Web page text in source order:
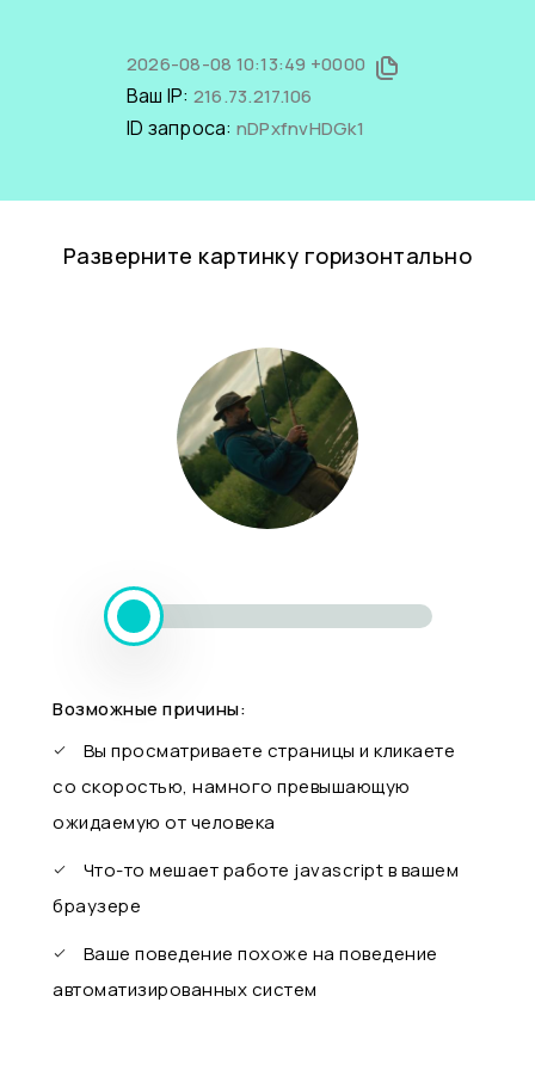
2026-08-08 10:13:49 +0000
Ваш IP: 216.73.217.106
ID запроса: nDPxfnvHDGk1
Разверните картинку горизонтально
Возможные причины:
Вы просматриваете страницы и кликаете
со скоростью, намного превышающую
ожидаемую от человека
Что-то мешает работе javascript в вашем
браузере
Ваше поведение похоже на поведение
автоматизированных систем